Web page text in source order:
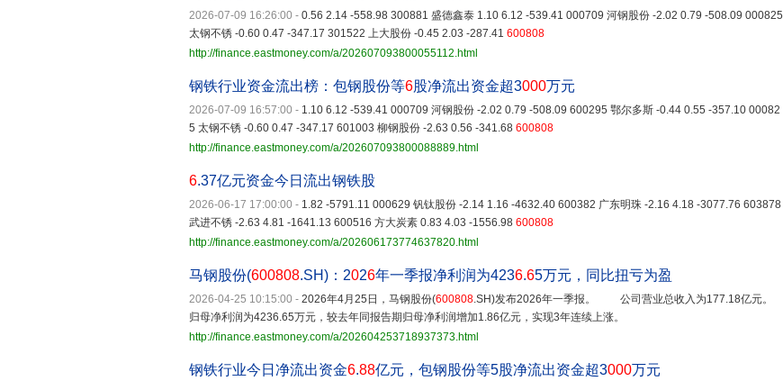
2026-07-09 16:26:00 - 0.56 2.14 -558.98 300881 盛德鑫泰 1.10 6.12 -539.41 000709 河钢股份 -2.02 0.79 -508.09 000825
太钢不锈 -0.60 0.47 -347.17 301522 上大股份 -0.45 2.03 -287.41 600808
http://finance.eastmoney.com/a/202607093800055112.html
钢铁行业资金流出榜：包钢股份等6股净流出资金超3000万元
2026-07-09 16:57:00 - 1.10 6.12 -539.41 000709 河钢股份 -2.02 0.79 -508.09 600295 鄂尔多斯 -0.44 0.55 -357.10 00082
5 太钢不锈 -0.60 0.47 -347.17 601003 柳钢股份 -2.63 0.56 -341.68 600808
http://finance.eastmoney.com/a/202607093800088889.html
6.37亿元资金今日流出钢铁股
2026-06-17 17:00:00 - 1.82 -5791.11 000629 钒钛股份 -2.14 1.16 -4632.40 600382 广东明珠 -2.16 4.18 -3077.76 603878
武进不锈 -2.63 4.81 -1641.13 600516 方大炭素 0.83 4.03 -1556.98 600808
http://finance.eastmoney.com/a/202606173774637820.html
马钢股份(600808.SH)：2026年一季报净利润为4236.65万元，同比扭亏为盈
2026-04-25 10:15:00 - 2026年4月25日，马钢股份(600808.SH)发布2026年一季报。 公司营业总收入为177.18亿元。
归母净利润为4236.65万元，较去年同报告期归母净利润增加1.86亿元，实现3年连续上涨。
http://finance.eastmoney.com/a/202604253718937373.html
钢铁行业今日净流出资金6.88亿元，包钢股份等5股净流出资金超3000万元